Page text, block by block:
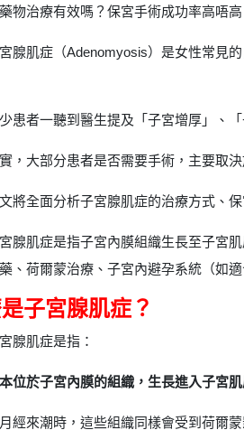
藥物治療有效嗎？保宮手術成功率高唔高
腺肌症（Adenomyosis）是女性常見
患者一聽到醫生提及「子宮增厚」、
，大部分患者是否需要手術，主要取
將全面分析子宮腺肌症的治療方式、
腺肌症是指子宮內膜組織生長至子宮
、荷爾蒙治療、子宮內避孕系統（如
子宮腺肌症？
腺肌症是指：
位於子宮內膜的組織，生長進入子宮肌
經來潮時，這些組織同樣會受到荷爾